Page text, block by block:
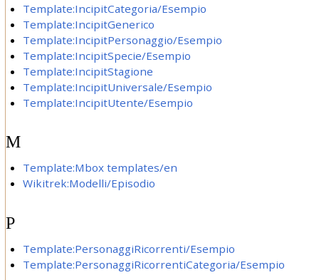
Template:IncipitCategoria/Esempio
Template:IncipitGenerico
Template:IncipitPersonaggio/Esempio
Template:IncipitSpecie/Esempio
Template:IncipitStagione
Template:IncipitUniversale/Esempio
Template:IncipitUtente/Esempio
M
Template:Mbox templates/en
Wikitrek:Modelli/Episodio
P
Template:PersonaggiRicorrenti/Esempio
Template:PersonaggiRicorrentiCategoria/Esempio